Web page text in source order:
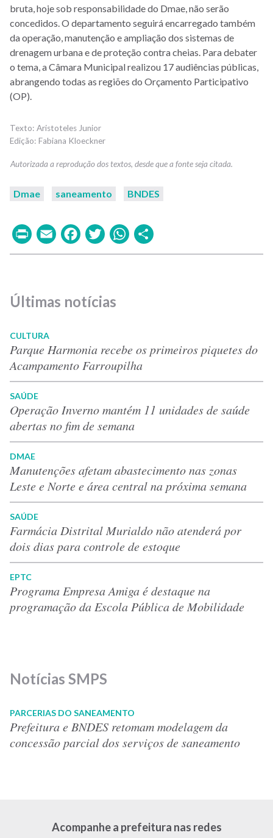
bruta, hoje sob responsabilidade do Dmae, não serão
concedidos. O departamento seguirá encarregado também
da operação, manutenção e ampliação dos sistemas de
drenagem urbana e de proteção contra cheias. Para debater
o tema, a Câmara Municipal realizou 17 audiências públicas,
abrangendo todas as regiões do Orçamento Participativo
(OP).
Aristoteles Junior
Fabiana Kloeckner
Dmae saneamento BNDES
PrintEmailFacebook
TwitterWhatsApp
Últimas notícias
CULTURA
Parque Harmonia recebe os primeiros piquetes do
Acampamento Farroupilha
SAÚDE
Operação Inverno mantém 11 unidades de saúde
abertas no fim de semana
DMAE
Manutenções afetam abastecimento nas zonas
Leste e Norte e área central na próxima semana
SAÚDE
Farmácia Distrital Murialdo não atenderá por
dois dias para controle de estoque
EPTC
Programa Empresa Amiga é destaque na
programação da Escola Pública de Mobilidade
Notícias SMPS
PARCERIAS DO SANEAMENTO
Prefeitura e BNDES retomam modelagem da
concessão parcial dos serviços de saneamento
Acompanhe a prefeitura nas redes